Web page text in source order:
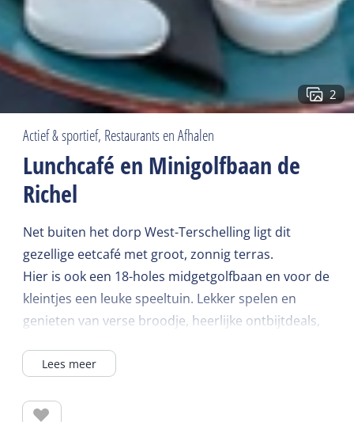
2
Actief & sportief, Restaurants en Afhalen
Lunchcafé en Minigolfbaan de
Richel
Net buiten het dorp West-Terschelling ligt dit
gezellige eetcafé met groot, zonnig terras.
Hier is ook een 18-holes midgetgolfbaan en voor de
kleintjes een leuke speeltuin. Lekker spelen en
genieten van verse broodje, heerlijke ontbijtdeals,
De locatie is ook zeer geschikt voor groepen en
Lees meer